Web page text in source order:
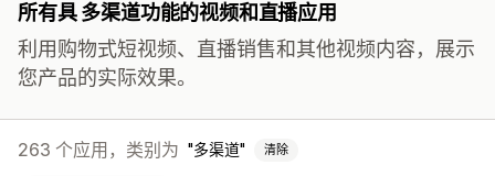
所有具 多渠道功能的视频和直播应用
利用购物式短视频、直播销售和其他视频内容，展示
您产品的实际效果。
263 个应用，类别为 多渠道 清除